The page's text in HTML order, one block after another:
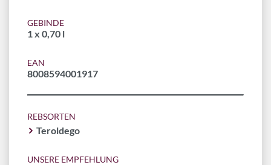
GEBINDE
1 x 0,70 l
EAN
8008594001917
REBSORTEN
Teroldego
UNSERE EMPFEHLUNG